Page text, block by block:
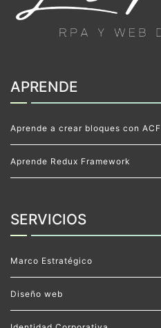
APRENDE
Aprende a crear bloques con ACF
Aprende Redux Framework
SERVICIOS
Marco Estratégico
Diseño web